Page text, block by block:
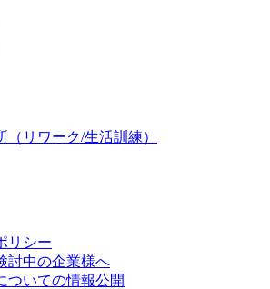
（リワーク/生活訓練）
リシー
討中の企業様へ
ついての情報公開